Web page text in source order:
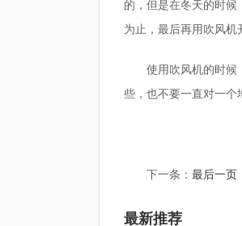
的，但是在冬天的时
为止，最后再用吹风机
使用吹风机的时候
些，也不要一直对一个
下一条： 最后一页
最新推荐